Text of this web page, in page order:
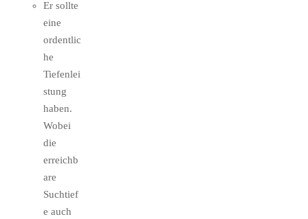
Er sollte
eine
ordentlic
he
Tiefenlei
stung
haben.
Wobei
die
erreichb
are
Suchtief
e auch